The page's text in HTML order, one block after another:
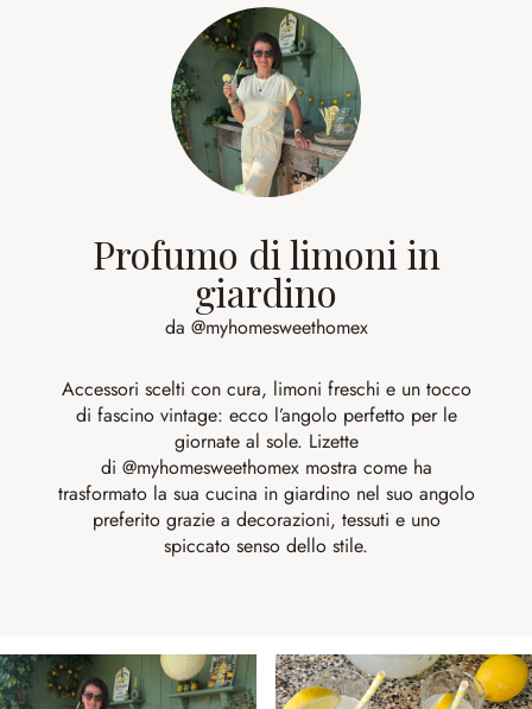
Profumo di limoni in
giardino
da @myhomesweethomex
Accessori scelti con cura, limoni freschi e un tocco
di fascino vintage: ecco l’angolo perfetto per le
giornate al sole. Lizette
di @myhomesweethomexmostra come ha
trasformato la sua cucina in giardino nel suo angolo
preferito grazie a decorazioni, tessuti e uno
spiccato senso dello stile.